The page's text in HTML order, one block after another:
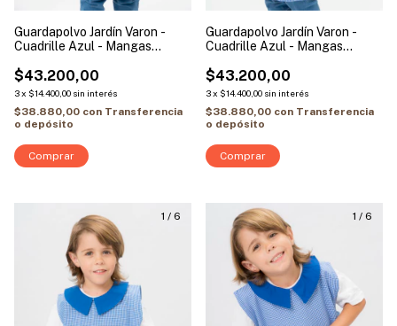
Guardapolvo Jardín Varon -
Cuadrille Azul - Mangas
$43.200,00
3x $14.400,00 sin interés
$38.880,00 con Transferencia
o depósito
Comprar
Guardapolvo Jardín Varon -
Cuadrille Azul - Mangas
$43.200,00
3x $14.400,00 sin interés
$38.880,00 con Transferencia
o depósito
Comprar
1 / 6 1 / 6